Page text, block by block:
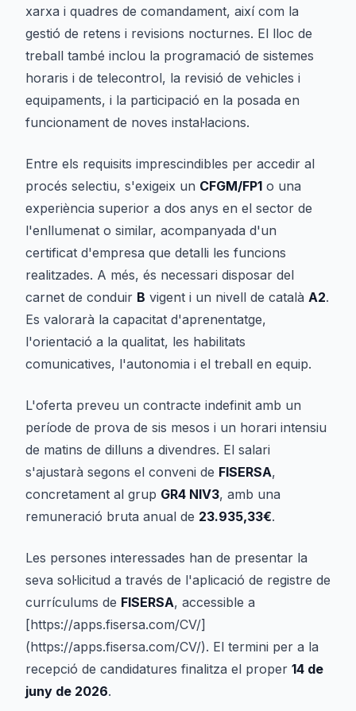
xarxa i quadres de comandament, així com la
gestió de retens i revisions nocturnes. El lloc de
treball també inclou la programació de sistemes
horaris i de telecontrol, la revisió de vehicles i
equipaments, i la participació en la posada en
funcionament de noves instal·lacions.
Entre els requisits imprescindibles per accedir al
procés selectiu, s'exigeix un CFGM/FP1 o una
experiència superior a dos anys en el sector de
l'enllumenat o similar, acompanyada d'un
certificat d'empresa que detalli les funcions
realitzades. A més, és necessari disposar del
carnet de conduir B vigent i un nivell de català A2.
Es valorarà la capacitat d'aprenentatge,
l'orientació a la qualitat, les habilitats
comunicatives, l'autonomia i el treball en equip.
L'oferta preveu un contracte indefinit amb un
període de prova de sis mesos i un horari intensiu
de matins de dilluns a divendres. El salari
s'ajustarà segons el conveni de FISERSA,
concretament al grup GR4 NIV3, amb una
remuneració bruta anual de 23.935,33€.
Les persones interessades han de presentar la
seva sol·licitud a través de l'aplicació de registre de
currículums de FISERSA, accessible a
[https://apps.fisersa.com/CV/]
(https://apps.fisersa.com/CV/). El termini per a la
recepció de candidatures finalitza el proper 14 de
juny de 2026.